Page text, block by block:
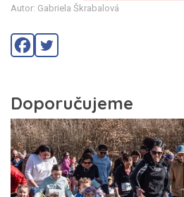
Autor: Gabriela Škrabalová